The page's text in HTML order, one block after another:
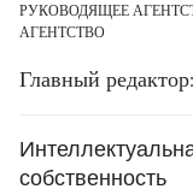
РУКОВОДЯЩЕЕ
АГЕНТСТВО
Главный
собственность